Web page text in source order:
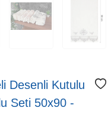
Desenli Kutulu
Seti 50x90 -